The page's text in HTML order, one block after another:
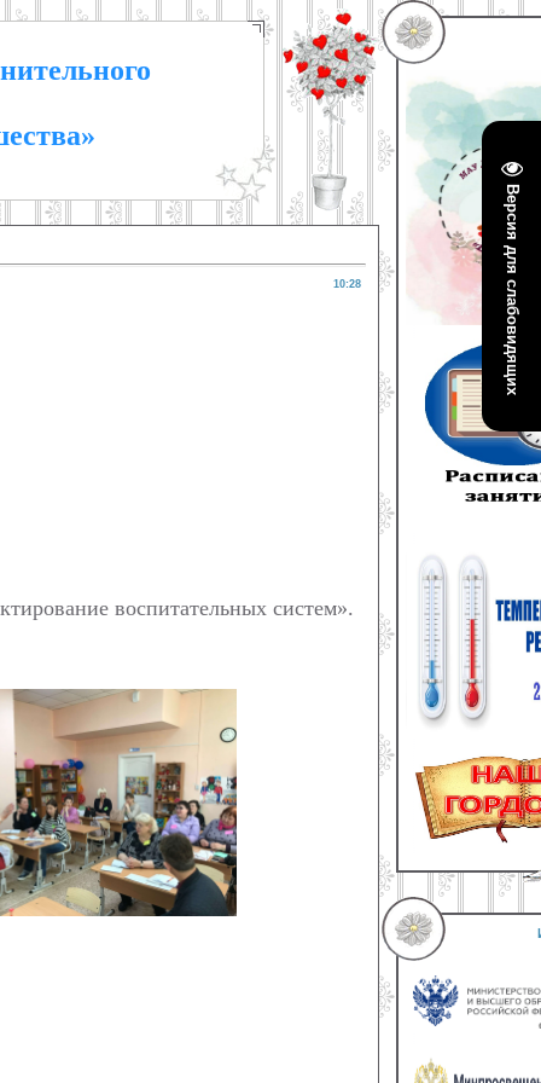
Версия для слабовидящих
10:28
воспитательных систем».